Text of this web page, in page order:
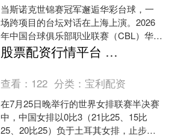
当斯诺克世锦赛冠军邂逅华彩台球，一
场跨项目的台坛对话在上海上演。2026
年中国台球俱乐部职业联赛（CBL）华彩
赛段日前开打。 不同于常规参赛阵容，
两届斯诺克上海....
股票配资行情平台 世界联赛｜半决赛再次不敌“苦主”土耳其，中国女排最缺的就是强攻点
查看： 122 分类： 宝利配资
在7月25日晚举行的世界女排联赛半决赛
中，中国女排以0比3（21比25、15比
25、20比25）负于土耳其女排，止步四